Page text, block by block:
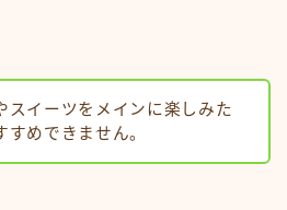
スイーツをメインに楽しみた
すめできません。